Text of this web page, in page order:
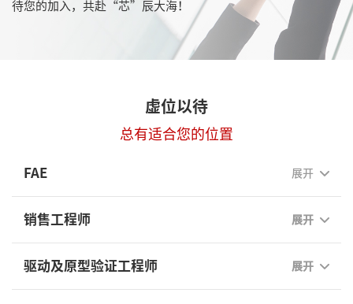
待您的加入，共赴“芯”辰大海！
虚位以待
总有适合您的位置
FAE 展开
销售工程师 展开
驱动及原型验证工程师 展开